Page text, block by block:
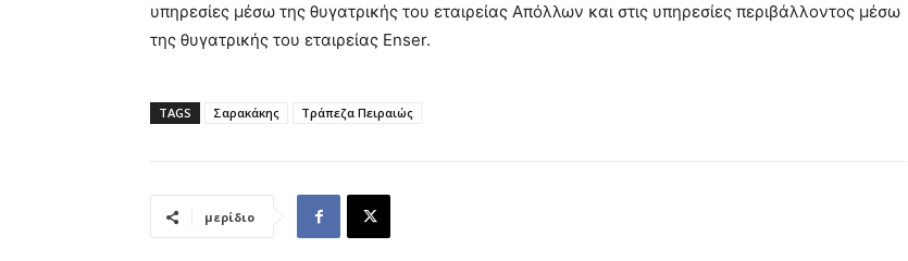
υπηρεσίες μέσω της θυγατρικής του εταιρείας Απόλλων και στις υπηρεσίες περιβάλλοντος μέσω
της θυγατρικής του εταιρείας Enser.
TAGS Σαρακάκης Τράπεζα Πειραιώς
μερίδιο